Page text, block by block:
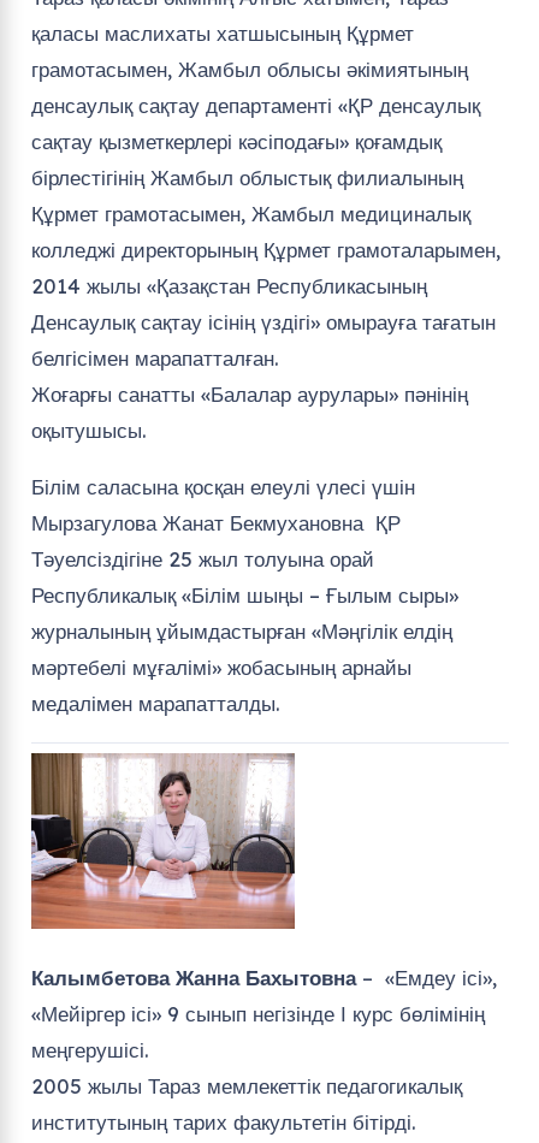
қаласы маслихаты хатшысының Құрмет
грамотасымен, Жамбыл облысы әкімиятының
денсаулық сақтау департаменті «ҚР денсаулық
сақтау қызметкерлері кәсіподағы» қоғамдық
бірлестігінің Жамбыл облыстық филиалының
Құрмет грамотасымен, Жамбыл медициналық
колледжі директорының Құрмет грамоталарымен,
2014 жылы «Қазақстан Республикасының
Денсаулық сақтау ісінің үздігі» омырауға тағатын
белгісімен марапатталған.
Жоғарғы санатты «Балалар аурулары» пәнінің
оқытушысы.
Білім саласына қосқан елеулі үлесі үшін
Мырзагулова Жанат Бекмухановна ҚР
Тәуелсіздігіне 25 жыл толуына орай
Республикалық «Білім шыңы – Ғылым сыры»
журналының ұйымдастырған «Мәңгілік елдің
мәртебелі мұғалімі» жобасының арнайы
медалімен марапатталды.
Калымбетова Жанна Бахытовна– «Емдеу ісі»,
«Мейіргер ісі» 9 сынып негізінде І курс бөлімінің
меңгерушісі.
2005 жылы Тараз мемлекеттік педагогикалық
институтының тарих факультетін бітірді.